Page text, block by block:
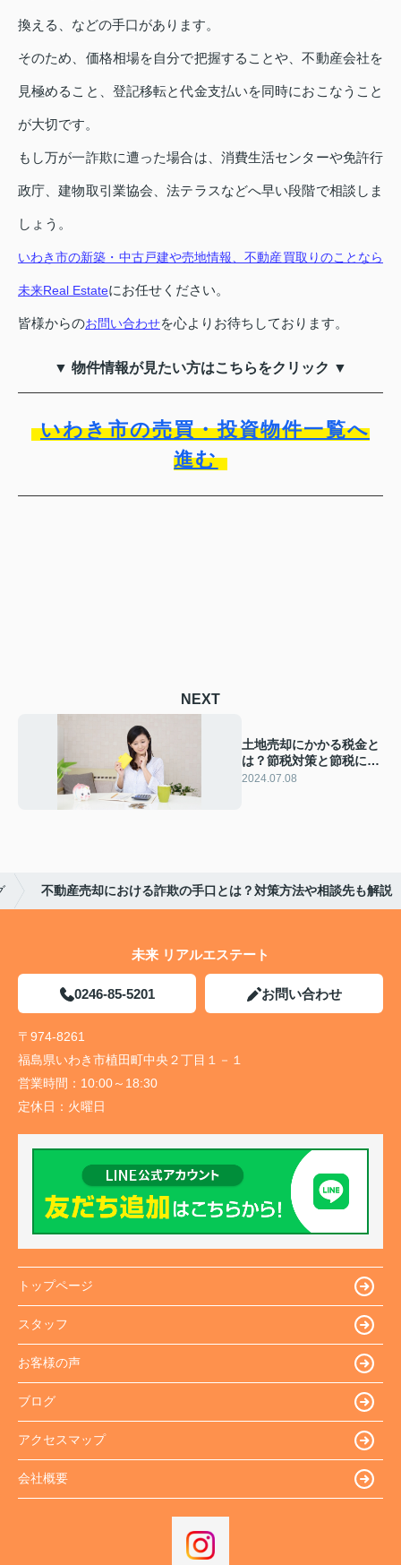
換える、などの手口があります。
そのため、価格相場を自分で把握することや、不動産会社を
見極めること、登記移転と代金支払いを同時におこなうこと
が大切です。
もし万が一詐欺に遭った場合は、消費生活センターや免許行
政庁、建物取引業協会、法テラスなどへ早い段階で相談しま
しょう。
いわき市の新築・中古戸建や売地情報、不動産買取りのことなら
未来Real Estateにお任せください。
皆様からのお問い合わせを心よりお待ちしております。
▼ 物件情報が見たい方はこちらをクリック ▼
いわき市の売買・投資物件一覧へ
進む
NEXT
土地売却にかかる税金と
は？節税対策と節税にな
る特例について
2024.07.08
不動産売却における詐欺の手口とは？対策方法や相談先も解説
未来 リアルエステート
0246-85-5201 お問い合わせ
〒974-8261
福島県いわき市植田町中央２丁目１－１
営業時間： 10:00～18:30
定休日： 火曜日
トップページ
スタッフ
お客様の声
ブログ
アクセスマップ
会社概要